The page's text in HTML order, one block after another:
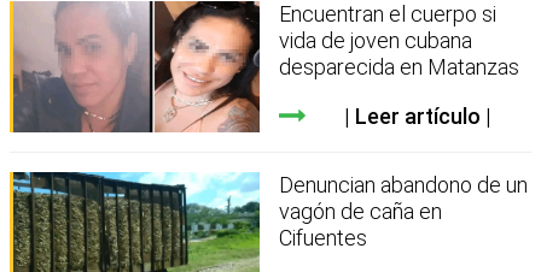
Encuentran el cuerpo si
vida de joven cubana
desparecida en Matanzas
Leer artículo
Denuncian abandono de un
vagón de caña en
Cifuentes